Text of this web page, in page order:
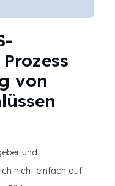
von
und
nicht einfach auf